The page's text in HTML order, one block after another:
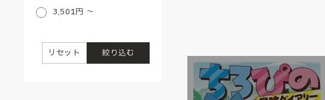
3,501円 ～
絞り込む
リセット